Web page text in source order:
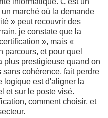
informatique. C'est un
marché où la demande
» peut recouvrir des
je constate que la
», mais «
parcours, et pour quel
plus prestigieuse quand on
cohérence, fait perdre
logique est d'aligner la
et sur le poste visé.
comment choisir, et